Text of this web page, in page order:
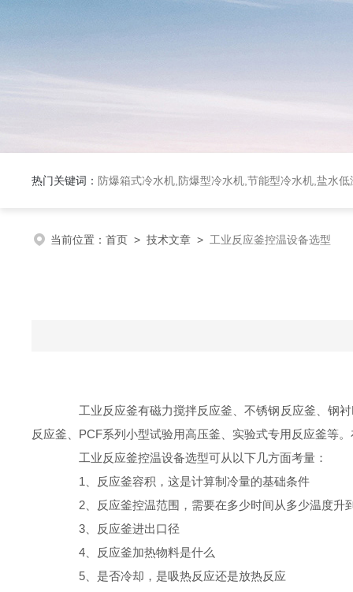
热门关键词： 防爆箱式冷水机,防爆型冷水机,节能型冷水机,盐水低
当前位置： 首页 > 技术文章 > 工业反应釜控温设备选型
工业反应釜有磁力搅拌反应釜、不锈钢反应釜、钢衬
反应釜、PCF系列小型试验用高压釜、实验式专用反应釜等
工业反应釜控温设备选型可从以下几方面考量：
1、反应釜容积，这是计算制冷量的基础条件
2、反应釜控温范围，需要在多少时间从多少温度升
3、反应釜进出口径
4、反应釜加热物料是什么
5、是否冷却，是吸热反应还是放热反应